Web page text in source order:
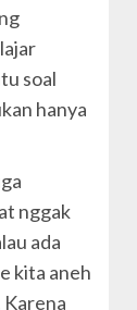
soal
hanya
nggak
ada
kita aneh
Karena